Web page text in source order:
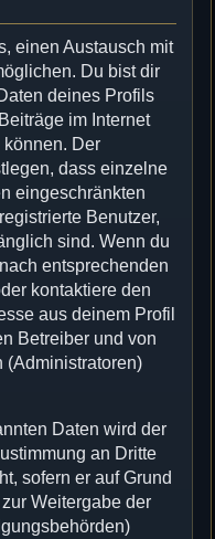
einen Austausch mit
Du bist dir
deines Profils
im Internet
Der
dass einzelne
eingeschränkten
Benutzer,
sind. Wenn du
entsprechenden
kontaktiere den
aus deinem Profil
Betreiber und von
(Administratoren)
Daten wird der
an Dritte
sofern er auf Grund
Weitergabe der